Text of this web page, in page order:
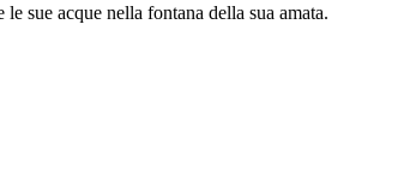
sue acque nella fontana della sua amata.